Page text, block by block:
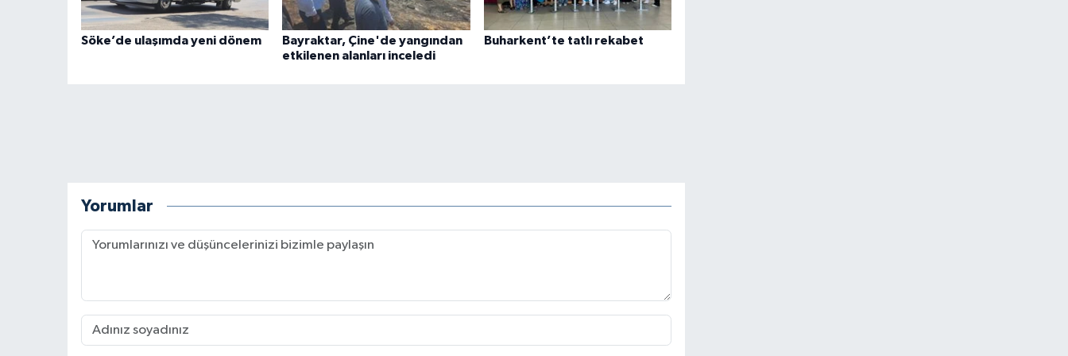
Söke’de ulaşımda yeni dönem
Bayraktar, Çine'de yangından
etkilenen alanları inceledi
Buharkent’te tatlı rekabet
Yorumlar